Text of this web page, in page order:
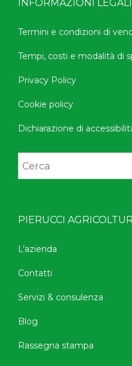
INFORMAZIONI LEGALI
Termini e condizioni di
Tempi, costi e modalità di
Privacy Policy
Cookie policy
Dichiarazione di
PIERUCCI
L’azienda
Contatti
Servizi & consulenza
Blog
Rassegna stampa